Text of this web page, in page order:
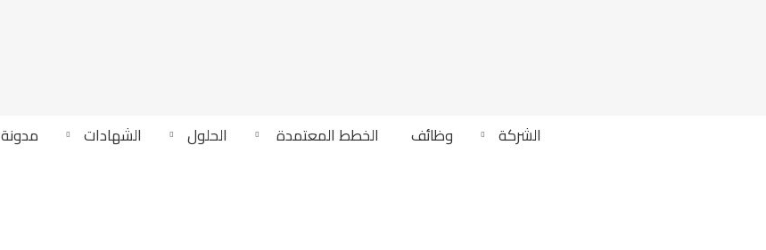
الشركة وظائف الخطط المعتمدة ‎ الحلول الشهادات مدونة